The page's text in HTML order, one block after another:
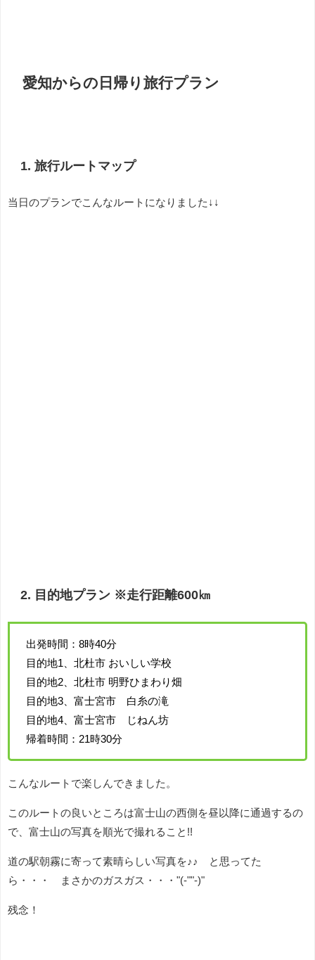
愛知からの日帰り旅行プラン
1. 旅行ルートマップ
当日のプランでこんなルートになりました↓↓
2. 目的地プラン ※走行距離600㎞
出発時間：8時40分
目的地1、北杜市 おいしい学校
目的地2、北杜市 明野ひまわり畑
目的地3、富士宮市 白糸の滝
目的地4、富士宮市 じねん坊
帰着時間：21時30分
こんなルートで楽しんできました。
このルートの良いところは富士山の西側を昼以降に通過するの
で、富士山の写真を順光で撮れること!!
道の駅朝霧に寄って素晴らしい写真を♪♪ と思ってた
ら・・・ まさかのガスガス・・・"(-""-)"
残念！